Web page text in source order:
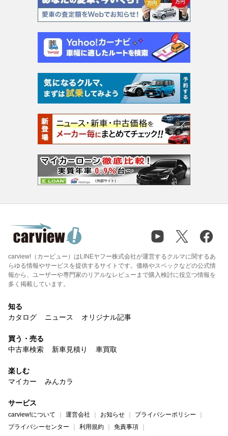
carview!（カービュー）はLINEヤフー株式会社が運営するクルマに関するあ
らゆる情報やサービスを提供するサイトです。価格やスペックなどの公式情
報から、ユーザーや専門家のリアルなレビューまで購入検討に役立つ情報を
多く掲載しています。
知る
カタログ
ニュース オリジナル記事
買う・売る
中古車検索
新車見積り 車買取
楽しむ
マイカー
みんカラ
サービス
carview!について 運営会社 お知らせ
プライバシーポリシー
プライバシーセンター
利用規約
免責事項